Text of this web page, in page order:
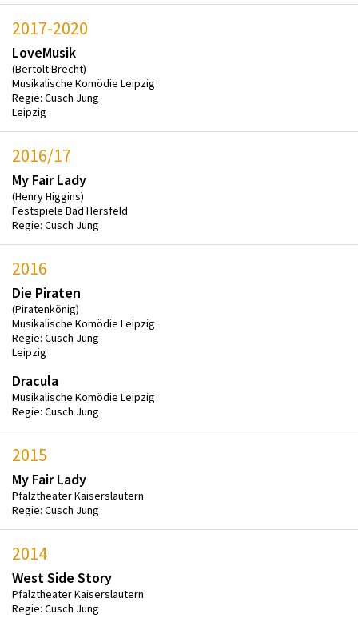
2017-2020
LoveMusik
(Bertolt Brecht)
Musikalische Komödie Leipzig
Regie: Cusch Jung
Leipzig
2016/17
My Fair Lady
(Henry Higgins)
Festspiele Bad Hersfeld
Regie: Cusch Jung
2016
Die Piraten
(Piratenkönig)
Musikalische Komödie Leipzig
Regie: Cusch Jung
Leipzig
Dracula
Musikalische Komödie Leipzig
Regie: Cusch Jung
2015
My Fair Lady
Pfalztheater Kaiserslautern
Regie: Cusch Jung
2014
West Side Story
Pfalztheater Kaiserslautern
Regie: Cusch Jung